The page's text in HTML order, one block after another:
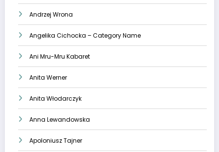
Andrzej Wrona
Angelika Cichocka – Category Name
Ani Mru-Mru Kabaret
Anita Werner
Anita Włodarczyk
Anna Lewandowska
Apoloniusz Tajner